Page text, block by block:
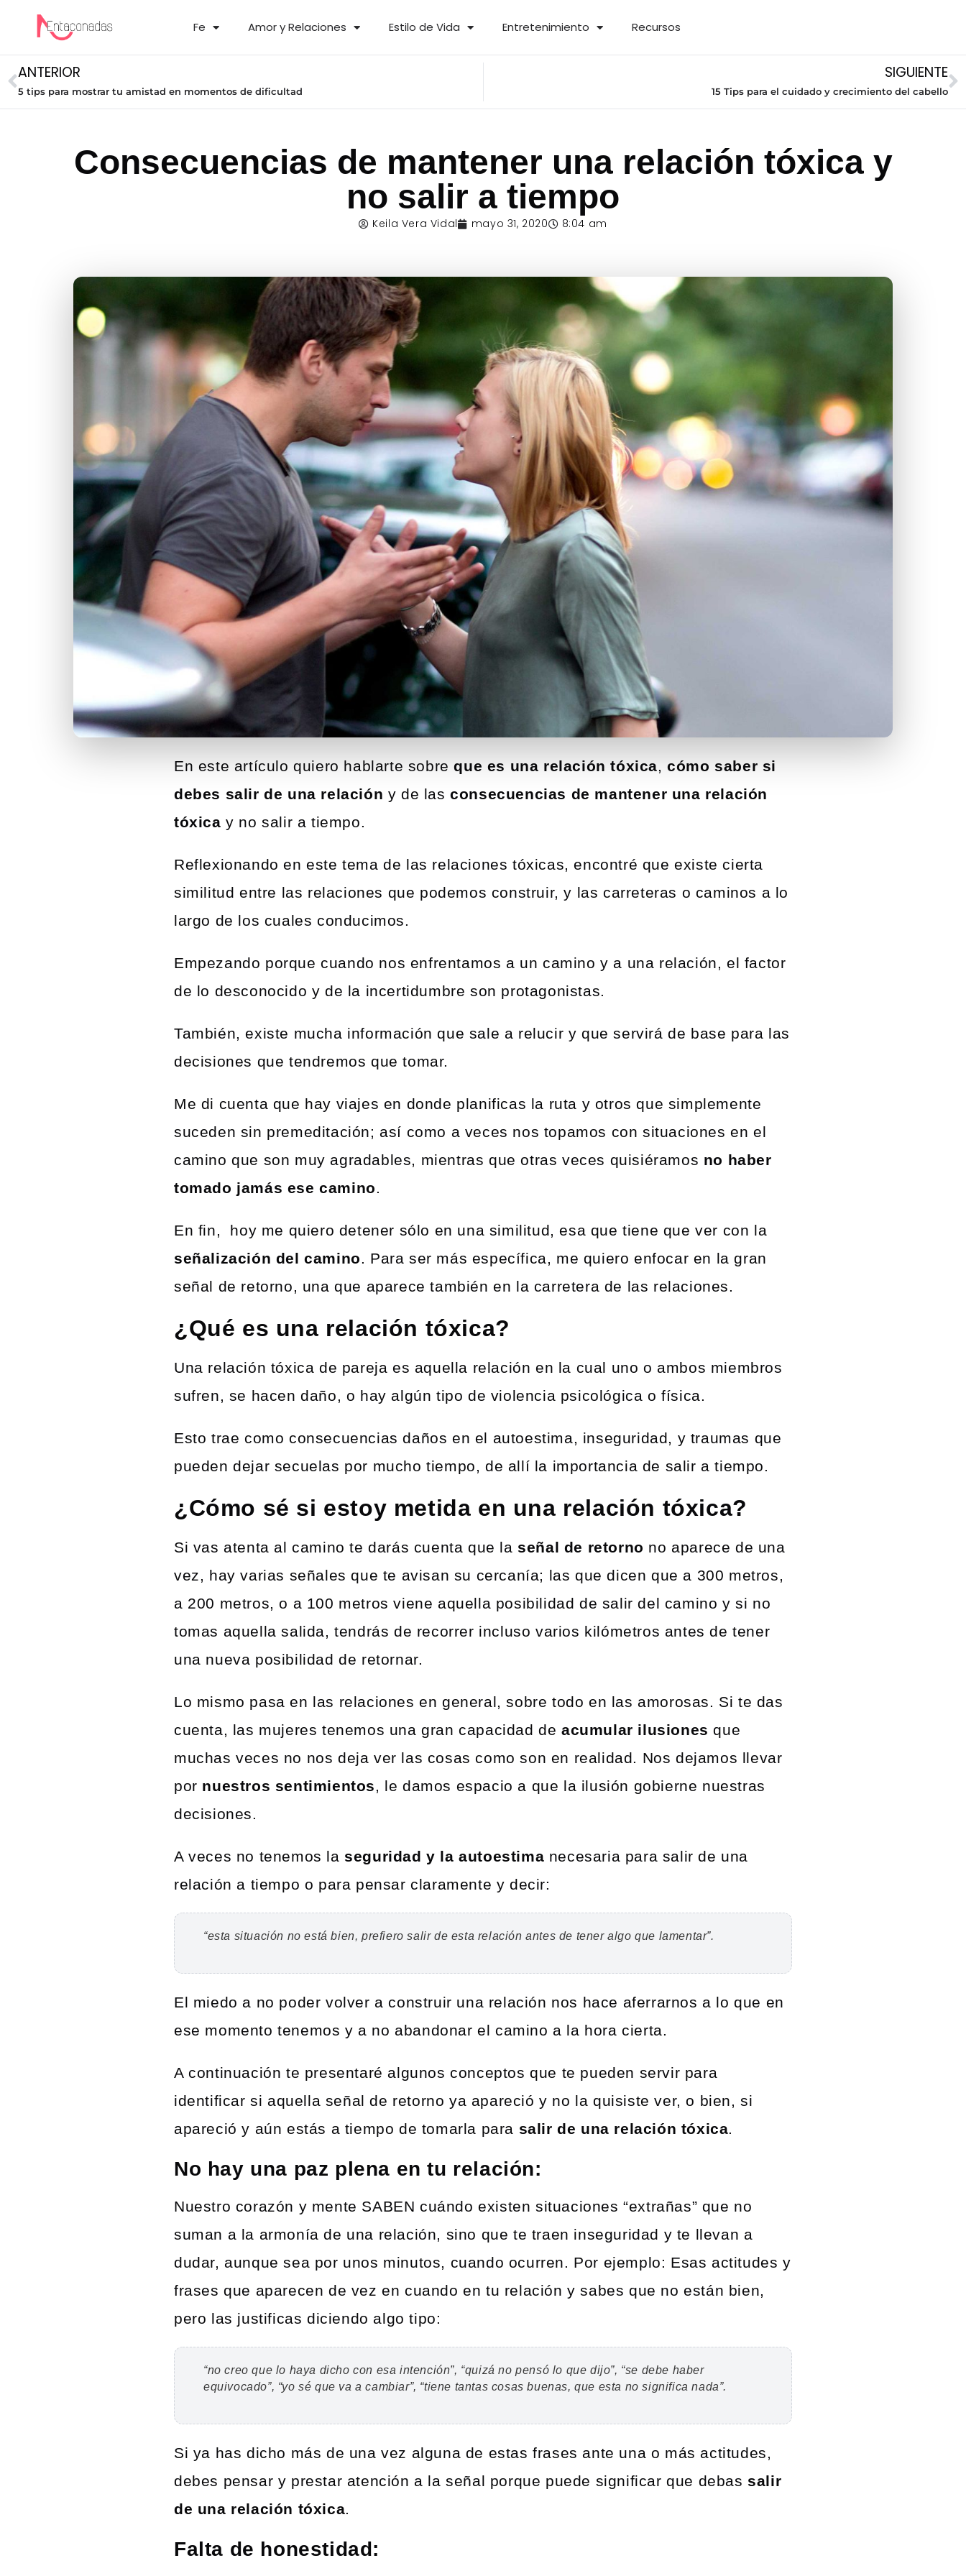
Fe Amor y Relaciones Estilo de Vida Entretenimiento Recursos
ANTERIOR
5 tips para mostrar tu amistad en momentos de dificultad
SIGUIENTE
15 Tips para el cuidado y crecimiento del cabello
Consecuencias de mantener una relación tóxica y
no salir a tiempo
Keila Vera Vidal mayo 31, 2020 8:04 am
En este artículo quiero hablarte sobreque es una relación tóxica,cómo saber si
debes salir de una relación y de lasconsecuencias de mantener una relación
tóxica y no salir a tiempo.
Reflexionando en este tema de las relaciones tóxicas, encontré que existe cierta
similitud entre las relaciones que podemos construir, y las carreteras o caminos a lo
largo de los cuales conducimos.
Empezando porque cuando nos enfrentamos a un camino y a una relación, el factor
de lo desconocido y de la incertidumbre son protagonistas.
También, existe mucha información que sale a relucir y que servirá de base para las
decisiones que tendremos que tomar.
Me di cuenta que hay viajes en donde planificas la ruta y otros que simplemente
suceden sin premeditación; así como a veces nos topamos con situaciones en el
camino que son muy agradables, mientras que otras veces quisiéramos no haber
tomado jamás ese camino.
En fin, hoy me quiero detener sólo en una similitud, esa que tiene que ver con la
señalización del camino. Para ser más específica, me quiero enfocar en la gran
señal de retorno, una que aparece también en la carretera de las relaciones.
¿Qué es una relación tóxica?
Una relación tóxica de pareja es aquella relación en la cual uno o ambos miembros
sufren, se hacen daño, o hay algún tipo de violencia psicológica o física.
Esto trae como consecuencias daños en el autoestima, inseguridad, y traumas que
pueden dejar secuelas por mucho tiempo, de allí la importancia de salir a tiempo.
¿Cómo sé si estoy metida en una relación tóxica?
Si vas atenta al camino te darás cuenta que la señal de retorno no aparece de una
vez, hay varias señales que te avisan su cercanía; las que dicen que a 300 metros,
a 200 metros, o a 100 metros viene aquella posibilidad de salir del camino y si no
tomas aquella salida, tendrás de recorrer incluso varios kilómetros antes de tener
una nueva posibilidad de retornar.
Lo mismo pasa en las relaciones en general, sobre todo en las amorosas. Si te das
cuenta, las mujeres tenemos una gran capacidad deacumular ilusiones que
muchas veces no nos deja ver las cosas como son en realidad. Nos dejamos llevar
por nuestros sentimientos, le damos espacio a que la ilusión gobierne nuestras
decisiones.
A veces no tenemos la seguridad y la autoestima necesaria para salir de una
relación a tiempo o para pensar claramente y decir:
“esta situación no está bien, prefiero salir de esta relación antes de tener algo que lamentar”.
El miedo a no poder volver a construir una relación nos hace aferrarnos a lo que en
ese momento tenemos y a no abandonar el camino a la hora cierta.
A continuación te presentaré algunos conceptos que te pueden servir para
identificar si aquella señal de retorno ya apareció y no la quisiste ver, o bien, si
apareció y aún estás a tiempo de tomarla para salir de una relación tóxica.
No hay una paz plena en tu relación:
Nuestro corazón y mente SABEN cuándo existen situaciones “extrañas” que no
suman a la armonía de una relación, sino que te traen inseguridad y te llevan a
dudar, aunque sea por unos minutos, cuando ocurren. Por ejemplo: Esas actitudes y
frases que aparecen de vez en cuando en tu relación y sabes que no están bien,
pero las justificas diciendo algo tipo:
“no creo que lo haya dicho con esa intención”, “quizá no pensó lo que dijo”, “se debe haber
equivocado”, “yo sé que va a cambiar”, “tiene tantas cosas buenas, que esta no significa nada”.
Si ya has dicho más de una vez alguna de estas frases ante una o más actitudes,
debes pensar y prestar atención a la señal porque puede significar que debas salir
de una relación tóxica.
Falta de honestidad: